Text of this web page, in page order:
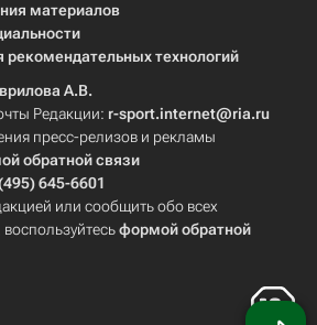
материалов
технологий
А.В.
Редакции: r-sport.internet@ria.ru
пресс-релизов и рекламы
обратной связи
645-6601
или сообщить обо всех
формой обратной